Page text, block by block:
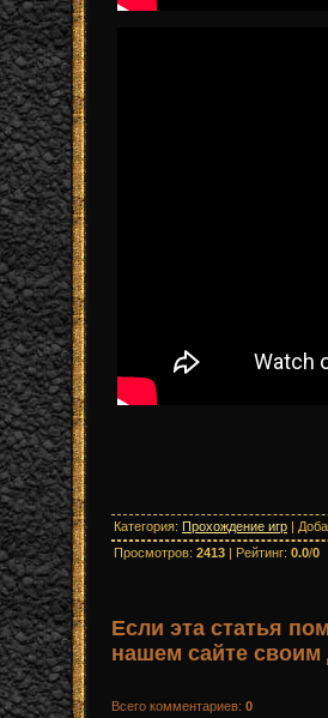
Категория: Прохождение игр
Просмотров: 2413 Рейтинг: 0.0/0
Если эта статья
нашем сайте
Всего комментариев: 0